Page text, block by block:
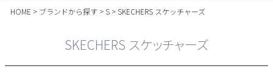
HOME ブランドから探す S SKECHERS スケッチャーズ
SKECHERS スケッチャーズ